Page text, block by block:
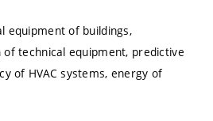
equipment of buildings,
technical equipment, predictive
of HVAC systems, energy of